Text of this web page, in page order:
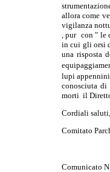
allora come
vigilanza
, pur con " le
in cui gli orsi
una risposta
lupi
conosciuta
morti il
Cordiali saluti,
Comitato
Comunicato